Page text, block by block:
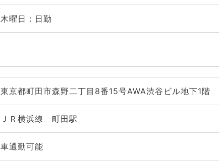
木曜日 : 日勤
東京都町田市森野二丁目8番15号AWA渋谷ビル地下1階
ＪＲ横浜線 町田駅
車通勤可能